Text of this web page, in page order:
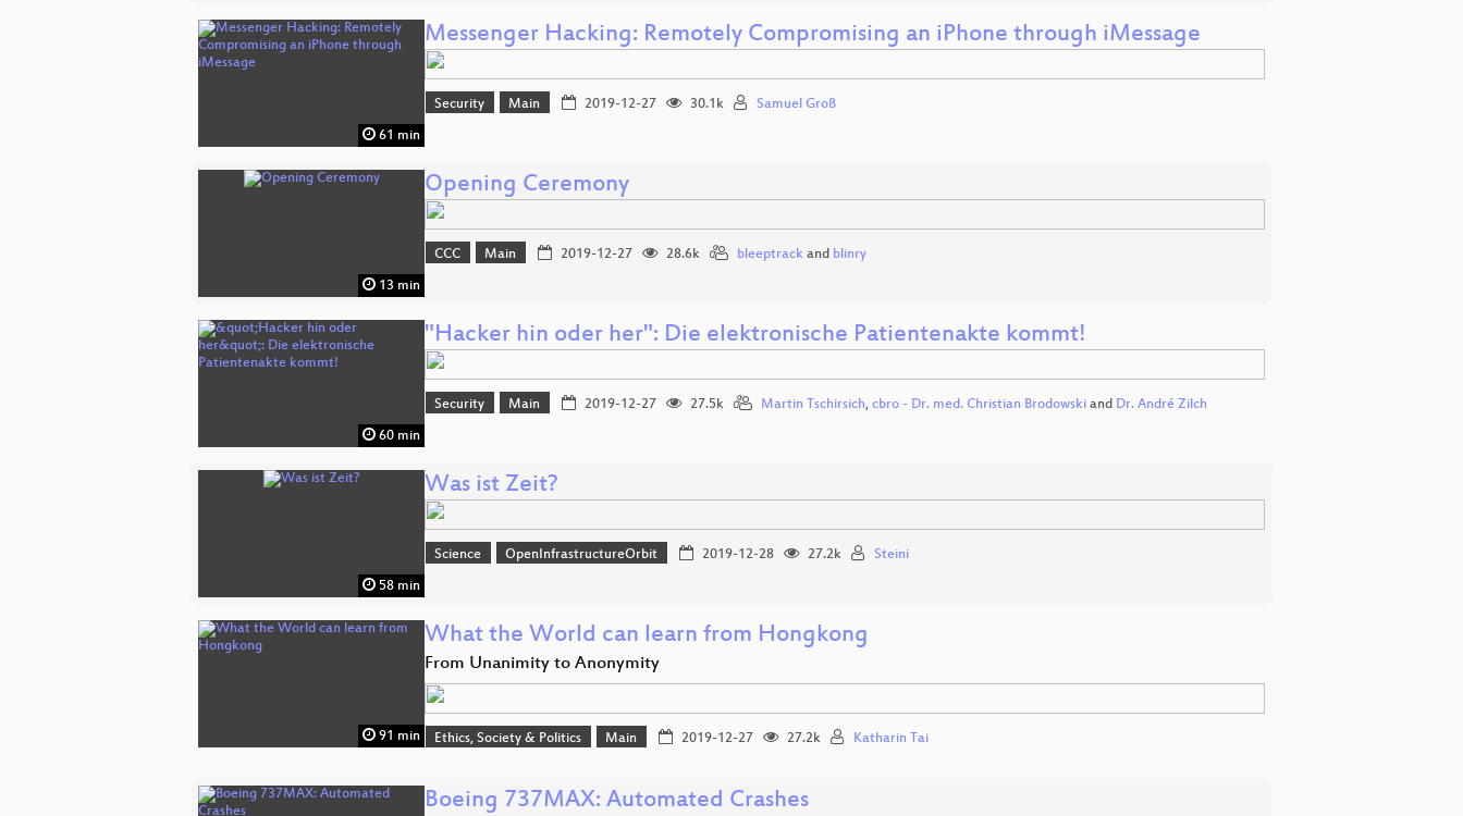
61 min
Messenger Hacking: Remotely Compromising an iPhone through iMessage
Security Main 2019-12-27 30.1k Samuel Groß
13 min
Opening Ceremony
CCC Main 2019-12-27 28.6k bleeptrackand blinry
60 min
"Hacker hin oder her": Die elektronische Patientenakte kommt!
Security Main 2019-12-27 27.5k Martin Tschirsich, cbro - Dr. med. Christian Brodowskiand Dr. André Zilch
58 min
Was ist Zeit?
Science OpenInfrastructureOrbit 2019-12-28 27.2k Steini
91 min
What the World can learn from Hongkong
From Unanimity to Anonymity
Ethics, Society & Politics Main 2019-12-27 27.2k Katharin Tai
Boeing 737MAX: Automated Crashes